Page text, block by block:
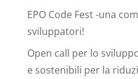
EPO Code Fest -una
sviluppatori!
Open call per lo
e sostenibili per la